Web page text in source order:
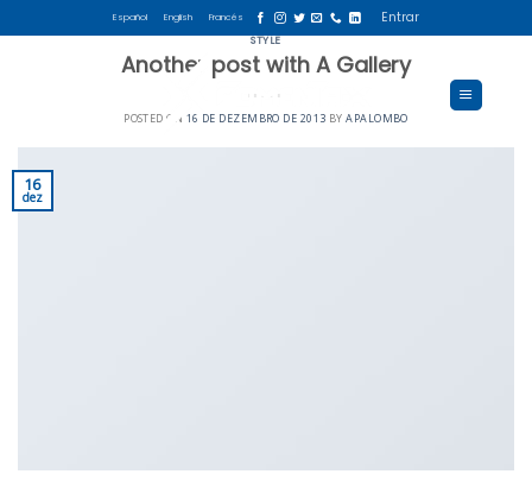
to
Español English Francés Entrar
STYLE
Another post with A Gallery
POSTED ON 16 DE DEZEMBRO DE 2013 BYAPALOMBO
16
dez